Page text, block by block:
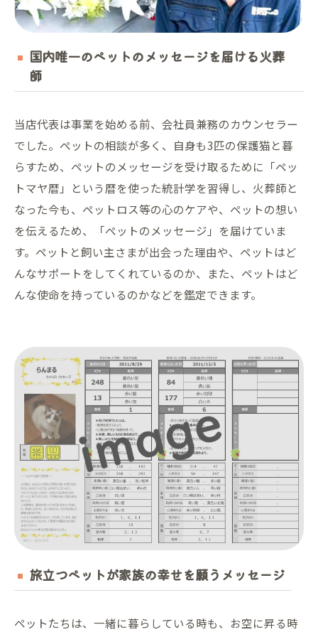
国内唯一のペットのメッセージを届ける火葬
師
当店代表は事業を始める前、会社員兼務のカウンセラー
でした。ペットの相談が多く、自身も3匹の保護猫と暮
らすため、ペットのメッセージを受け取るために「ペッ
トマヤ暦」という暦を使った統計学を習得し、火葬師と
なった今も、ペットロス等の心のケアや、ペットの想い
を伝えるため、「ペットのメッセージ」を届けていま
す。ペットと飼い主さまが出会った理由や、ペットはど
んなサポートをしてくれているのか、また、ペットはど
んな使命を持っているのかなどを鑑定できます。
旅立つペットが家族の幸せを願うメッセージ
ペットたちは、一緒に暮らしている時も、お空に昇る時